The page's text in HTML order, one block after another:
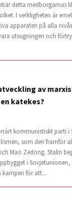
detta medborgarnas
I verkligheten är
apparaten på alla
utsugningen och
av
katekes?
kommunistiskt parti i
som den framför
Mao Zedong. Stalin
i Sovjetunionen,
kampen för att...